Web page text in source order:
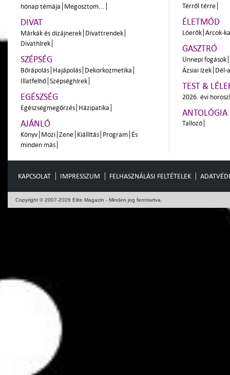
hónap témája Megosztom...
DIVAT
Márkák és dizájnerek Divattrendek
Divathírek
SZÉPSÉG
Bőrápolás Hajápolás Dekorkozmetika
Illatfelhő Szépséghírek
EGÉSZSÉG
Egészségmegőrzés Házipatika
AJÁNLÓ
Könyv Mozi Zene Kiállítás Program És
minden más
Térről térre
ÉLETMÓD
Lóerők Arcok-
GASZTRÓ
Ünnepi fogások
Ázsiai ízek Dél-
TEST &
2026. évi
ANTOLÓGIA
Tallozó
KAPCSOLAT IMPRESSZUM FELHASZNÁLÁSI FELTÉTELEK
Copyright © 2007-2026 Elite Magazin - Minden jog fenntartva.